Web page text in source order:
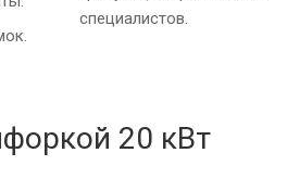
специалистов.
20 кВт